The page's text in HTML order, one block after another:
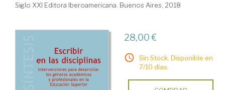
Siglo XXI Editora Iberoamericana. Buenos Aires, 2018
28,00 €
Sin Stock. Disponible en
7/10 días.